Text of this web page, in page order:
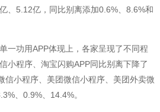
、5.12亿，同比别离添加0.6%、8.6%和
功用APP体现上，各家呈现了不同程
小程序、淘宝闪购APP同比别离下降了
信小程序、美团微信小程序、美团外卖微
、0.9%、14.4%。